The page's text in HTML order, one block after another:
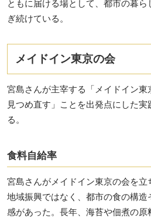
ともに届ける場として、都市の暮
ぎ続けている。
メイドイン東京の会
宮島さんが主宰する「メイドイン
見つめ直す」ことを出発点にした
る。
食料自給率
宮島さんがメイドイン東京の会を立
地域振興ではなく、都市の食の構
感があった。長年、海苔や佃煮の